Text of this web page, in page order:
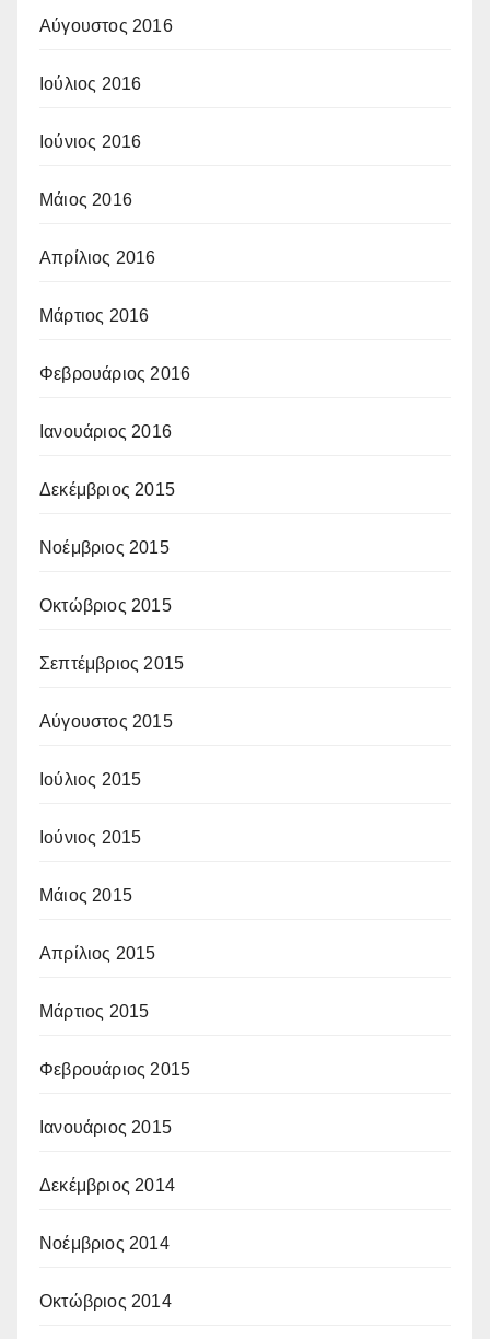
Αύγουστος 2016
Ιούλιος 2016
Ιούνιος 2016
Μάιος 2016
Απρίλιος 2016
Μάρτιος 2016
Φεβρουάριος 2016
Ιανουάριος 2016
Δεκέμβριος 2015
Νοέμβριος 2015
Οκτώβριος 2015
Σεπτέμβριος 2015
Αύγουστος 2015
Ιούλιος 2015
Ιούνιος 2015
Μάιος 2015
Απρίλιος 2015
Μάρτιος 2015
Φεβρουάριος 2015
Ιανουάριος 2015
Δεκέμβριος 2014
Νοέμβριος 2014
Οκτώβριος 2014